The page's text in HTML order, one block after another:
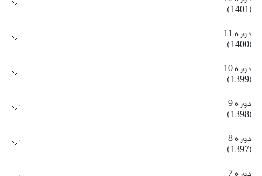
(1401)
دوره 11
(1400)
دوره 10
(1399)
دوره 9
(1398)
دوره 8
(1397)